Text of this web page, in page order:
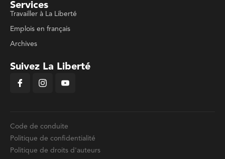
Services
Travailler à La Liberté
Emplois en français
Archives
Suivez La Liberté
Code de conduite
Politique de confidentialité
Politique de droits d'auteurs